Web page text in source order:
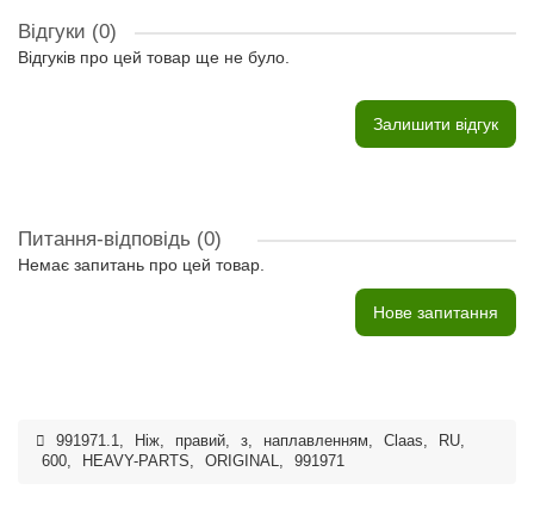
Відгуки (0)
Відгуків про цей товар ще не було.
Залишити відгук
Питання-відповідь (0)
Немає запитань про цей товар.
Нове запитання
991971.1, Ніж, правий, з, наплавленням, Claas, RU,
600, HEAVY-PARTS, ORIGINAL, 991971